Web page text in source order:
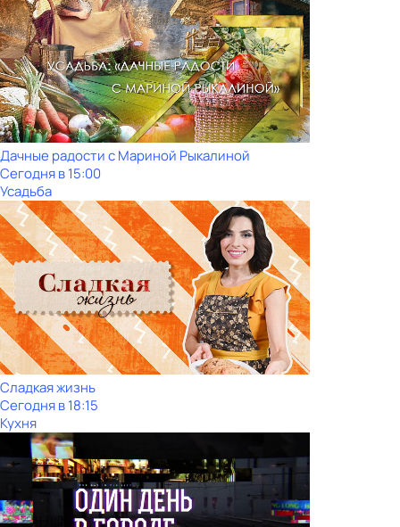
Дачные радости с Мариной Рыкалиной
Сегодня в 15:00
Усадьба
Сладкая жизнь
Сегодня в 18:15
Кухня